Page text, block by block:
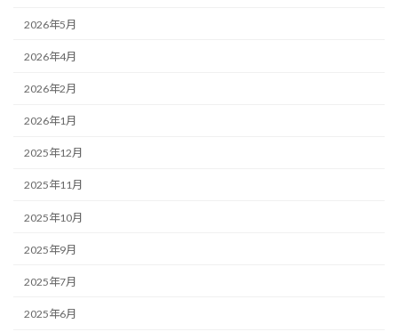
2026年5月
2026年4月
2026年2月
2026年1月
2025年12月
2025年11月
2025年10月
2025年9月
2025年7月
2025年6月